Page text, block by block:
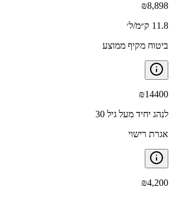
₪8,898
11.8 ק״מ/ל׳
ביטוח מקיף ממוצע
₪14400
לנהג יחיד מעל גיל 30
אגרת רישוי
₪4,200